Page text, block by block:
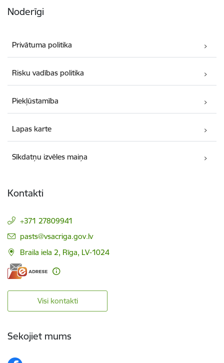
Noderīgi
Privātuma politika
Risku vadības politika
Piekļūstamība
Lapas karte
Sīkdatņu izvēles maiņa
Kontakti
+371 27809941
E-pasts:
pasts@vsacriga.gov.lv
Braila iela 2, Rīga, LV-1024
Visi kontakti
Sekojiet mums